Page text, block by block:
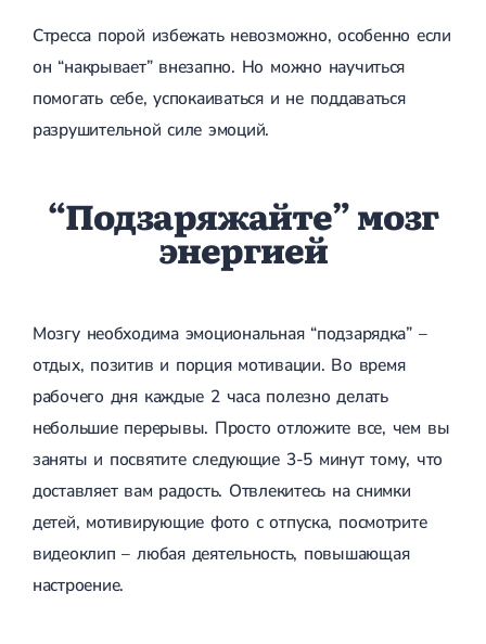
Протез синовиальной жидкости
PRP-терапия
Разрыв связок
Разрыв связок плечевого сустава
Разрыв связок локтевого сустава
Разрыв связок коленного сустава
Эндокринология
Школа диабета
Узловой зоб
Диффузный зоб
Подострый тиреоидит
Аутоиммунный тиреоидит
Хронический тиреоидит
Гипертиреоз
Гипотиреоз
Болезнь Иценко-Кушинга
Гипоталамический синдром
Стресса порой избежать невозможно, особенно если
он “накрывает” внезапно. Но можно научиться
помогать себе, успокаиваться и не поддаваться
разрушительной силе эмоций.
“Подзаряжайте” мозг
энергией
Мозгу необходима эмоциональная “подзарядка” –
отдых, позитив и порция мотивации. Во время
рабочего дня каждые 2 часа полезно делать
небольшие перерывы. Просто отложите все, чем вы
заняты и посвятите следующие 3-5 минут тому, что
доставляет вам радость. Отвлекитесь на снимки
детей, мотивирующие фото с отпуска, посмотрите
видеоклип – любая деятельность, повышающая
настроение.